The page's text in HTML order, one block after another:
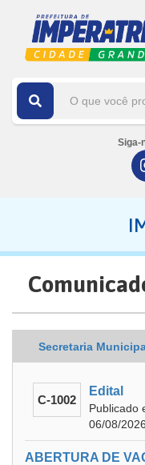
Siga-
Secretaria
C-1002
Edital
Publicado
06/08/2026
ABERTURA DE